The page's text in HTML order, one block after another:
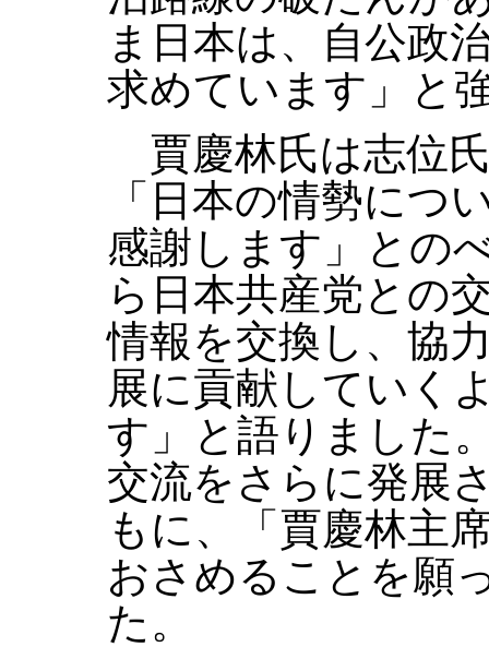
ま日本は、自公政
求めています」と
賈慶林氏は志位
「日本の情勢につ
感謝します」との
ら日本共産党との
情報を交換し、協
展に貢献していく
す」と語りました
交流をさらに発展
もに、「賈慶林主
おさめることを願
た。